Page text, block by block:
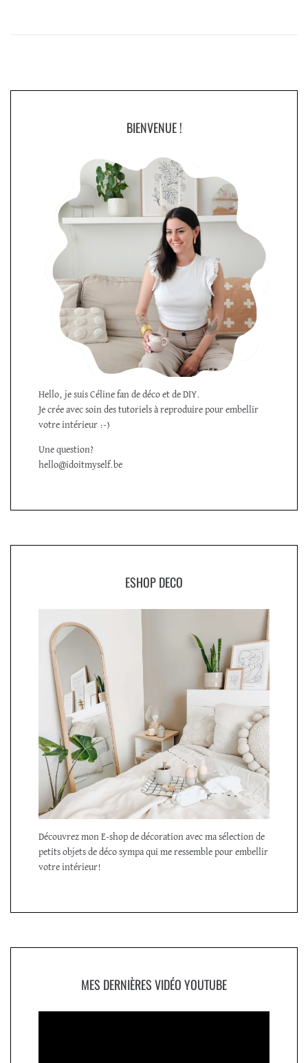
BIENVENUE !
Hello, je suis Céline fan de déco et de DIY.
Je crée avec soin des tutoriels à reproduire pour embellir
votre intérieur :-)
Une question?
hello@idoitmyself.be
ESHOP DECO
Découvrez mon E-shop de décoration avec ma sélection de
petits objets de déco sympa qui me ressemble pour embellir
votre intérieur!
MES DERNIÈRES VIDÉO YOUTUBE